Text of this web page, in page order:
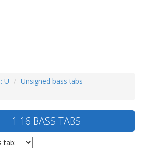
U
Unsigned bass tabs
1 16 BASS TABS
tab: